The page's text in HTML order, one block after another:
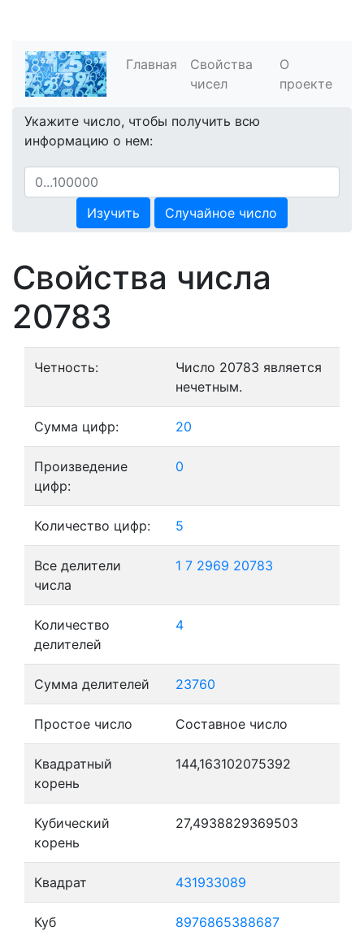
Главная
Свойства
чисел
О
проекте
Укажите число, чтобы получить всю
информацию о нем:
Изучить Случайное число
Свойства числа
20783
Четность:
Число 20783 является
нечетным.
Сумма цифр: 20
Произведение
цифр:
0
Количество цифр: 5
Все делители
числа
1 7 2969 20783
Количество
делителей
4
Сумма делителей 23760
Простое число Составное число
Квадратный
корень
144,163102075392
Кубический
корень
27,4938829369503
Квадрат 431933089
Куб 8976865388687